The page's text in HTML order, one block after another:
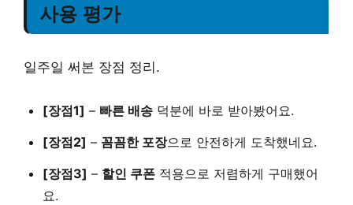
사용 평가
일주일 써본 장점 정리.
[장점1] – 빠른 배송 덕분에 바로 받아봤어요.
[장점2] – 꼼꼼한 포장으로 안전하게 도착했네요.
[장점3] – 할인 쿠폰 적용으로 저렴하게 구매했어
요.